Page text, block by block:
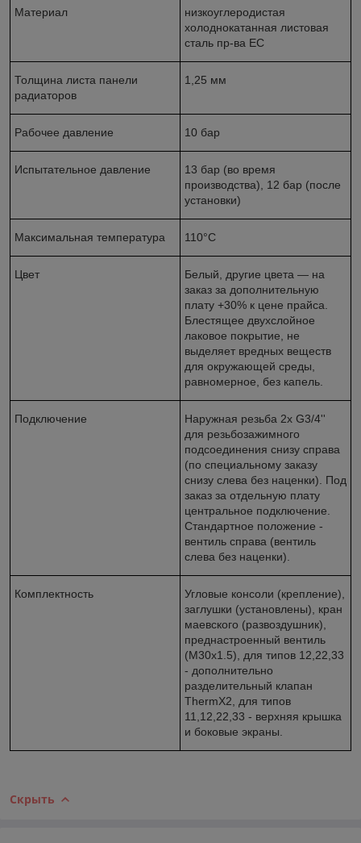
Материал
низкоуглеродистая
холоднокатанная листовая
сталь пр-ва ЕС
Толщина листа панели
радиаторов
1,25 мм
Рабочее давление 10 бар
Испытательное давление
13 бар (во время
производства), 12 бар (после
установки)
Максимальная температура 110°С
Цвет
Белый, другие цвета — на
заказ за дополнительную
плату +30% к цене прайса.
Блестящее двухслойное
лаковое покрытие, не
выделяет вредных веществ
для окружающей среды,
равномерное, без капель.
Подключение
Наружная резьба 2х G3/4''
для резьбозажимного
подсоединения снизу справа
(по специальному заказу
снизу слева без наценки). Под
заказ за отдельную плату
центральное подключение.
Стандартное положение -
вентиль справа (вентиль
слева без наценки).
Комплектность
Угловые консоли (крепление),
заглушки (установлены), кран
маевского (развоздушник),
преднастроенный вентиль
(M30x1.5), для типов 12,22,33
- дополнительно
разделительный клапан
ThermX2, для типов
11,12,22,33 - верхняя крышка
и боковые экраны.
Скрыть